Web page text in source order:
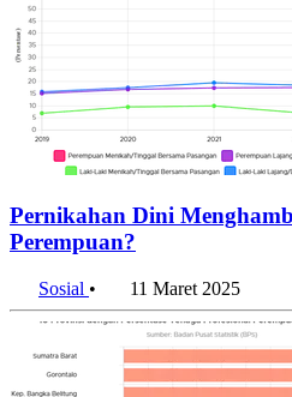
Pernikahan Dini
Perempuan?
Sosial • 11 Maret 2025